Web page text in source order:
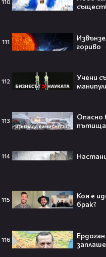
110
111
гориво
112
Учени
113
Опасно
114
115
Коя е
брак?
116